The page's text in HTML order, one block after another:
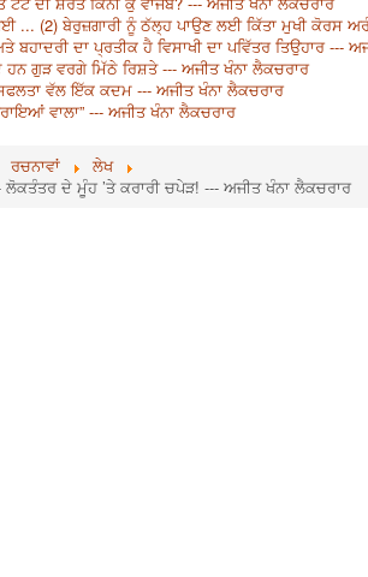
... (2) ਬੇਰੁਜ਼ਗਾਰੀ ਨੂੰ ਠੱਲ੍ਹ ਪਾਉਣ ਲਈ ਕਿੱਤਾ ਮੁਖੀ ਕੋਰਸ
ਬਹਾਦਰੀ ਦਾ ਪ੍ਰਤੀਕ ਹੈ ਵਿਸਾਖੀ ਦਾ ਪਵਿੱਤਰ ਤਿਉਹਾਰ ---
ਗੁੜ ਵਰਗੇ ਮਿੱਠੇ ਰਿਸ਼ਤੇ --- ਅਜੀਤ ਖੰਨਾ ਲੈਕਚਰਾਰ
ਸਫਲਤਾ ਵੱਲ ਇੱਕ ਕਦਮ --- ਅਜੀਤ ਖੰਨਾ ਲੈਕਚਰਾਰ
ਵਾਲਾ” --- ਅਜੀਤ ਖੰਨਾ ਲੈਕਚਰਾਰ
ਰਚਨਾਵਾਂ
ਲੇਖ
ਲੋਕਤੰਤਰ ਦੇ ਮੂੰਹ ’ਤੇ ਕਰਾਰੀ ਚਪੇੜ! --- ਅਜੀਤ ਖੰਨਾ ਲੈਕਚਰਾਰ